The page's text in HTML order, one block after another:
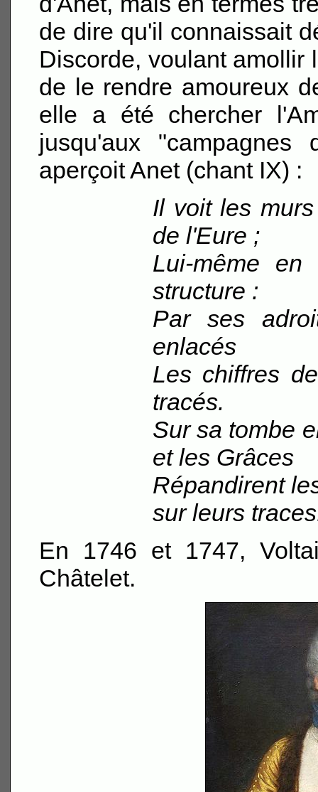
de dire qu'il connaissait
Discorde, voulant amollir
de le rendre amoureux
elle a été chercher
jusqu'aux
aperçoit Anet (chant IX) :
Il voit les
de l'Eure ;
Lui-même en
structure :
Par ses
enlacés
Les chiffres
tracés.
Sur sa tombe
et les Grâces
Répandirent
sur leurs
En 1746 et 1747,
Châtelet.